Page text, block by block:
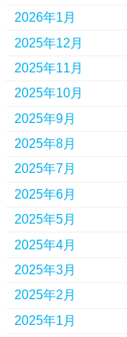
2026年1月
2025年12月
2025年11月
2025年10月
2025年9月
2025年8月
2025年7月
2025年6月
2025年5月
2025年4月
2025年3月
2025年2月
2025年1月